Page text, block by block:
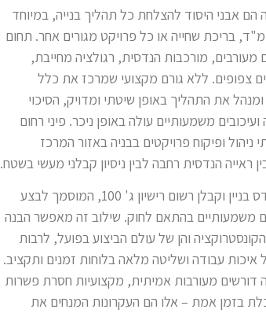
הם אבני היסוד להצלחת כל תהליך בנייה, במיוחד
בריכת שחייה או כל פרויקט מגורים אחר. תחום
מעורבים, מורכבות הנדסית, רגולציה מחייבת,
צפופים. ללא גורם מקצועי שמרכז את כלל
את התהליך באופן שיטתי ומדויק, הסיכוי
ועיכובים משמעותיים עולה באופן ניכר. פיני רחום
ופיקוח פרויקטים בבניה באזור המרכז
ראייה הנדסית רחבה לבין ניסיון קבלני מעשי בשטח.
החברה מנוהלת על ידי מהנדס בניין וקבלן רשום רישיון ג' 100, המוסמך לבצע
משמעותיים בהתאם לחוק. שילוב זה מאפשר הבנה
והן של עולם הביצוע בפועל, לרבות
איכות עבודה ושליטה מלאה בלוחות זמנים ותקציב.
דורשים מעורבות אמיתית, מקצועיות חסרת פשרות
בזמן אמת – אלו הם העקרונות המנחים את